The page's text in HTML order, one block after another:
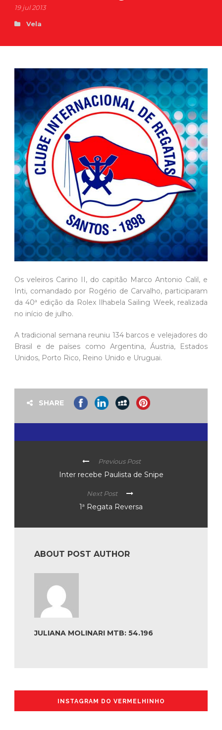
19 jul 2013
Vela
Os veleiros Carino II, do capitão Marco Antonio Calil, e
Inti, comandado por Rogério de Carvalho, participaram
da 40ª edição da Rolex Ilhabela Sailing Week, realizada
no início de julho.
A tradicional semana reuniu 134 barcos e velejadores do
Brasil e de países como Argentina, Áustria, Estados
Unidos, Porto Rico, Reino Unido e Uruguai.
SHARE
Previous Post
Inter recebe Paulista de Snipe
Next Post
1ª Regata Reversa
ABOUT POST AUTHOR
JULIANA MOLINARI MTB: 54.196
INSTAGRAM DO VERMELHINHO